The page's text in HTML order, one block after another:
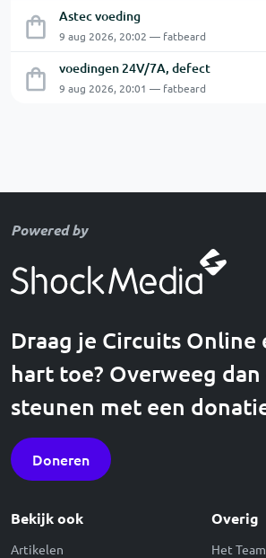
Astec voeding
9 aug 2026, 20:02 — fatbeard
voedingen 24V/7A, defect
9 aug 2026, 20:01 — fatbeard
Powered by
Draag je Circuits Online
hart toe? Overweeg
steunen met een
Doneren
Bekijk ook
Artikelen
Overig
Het Team